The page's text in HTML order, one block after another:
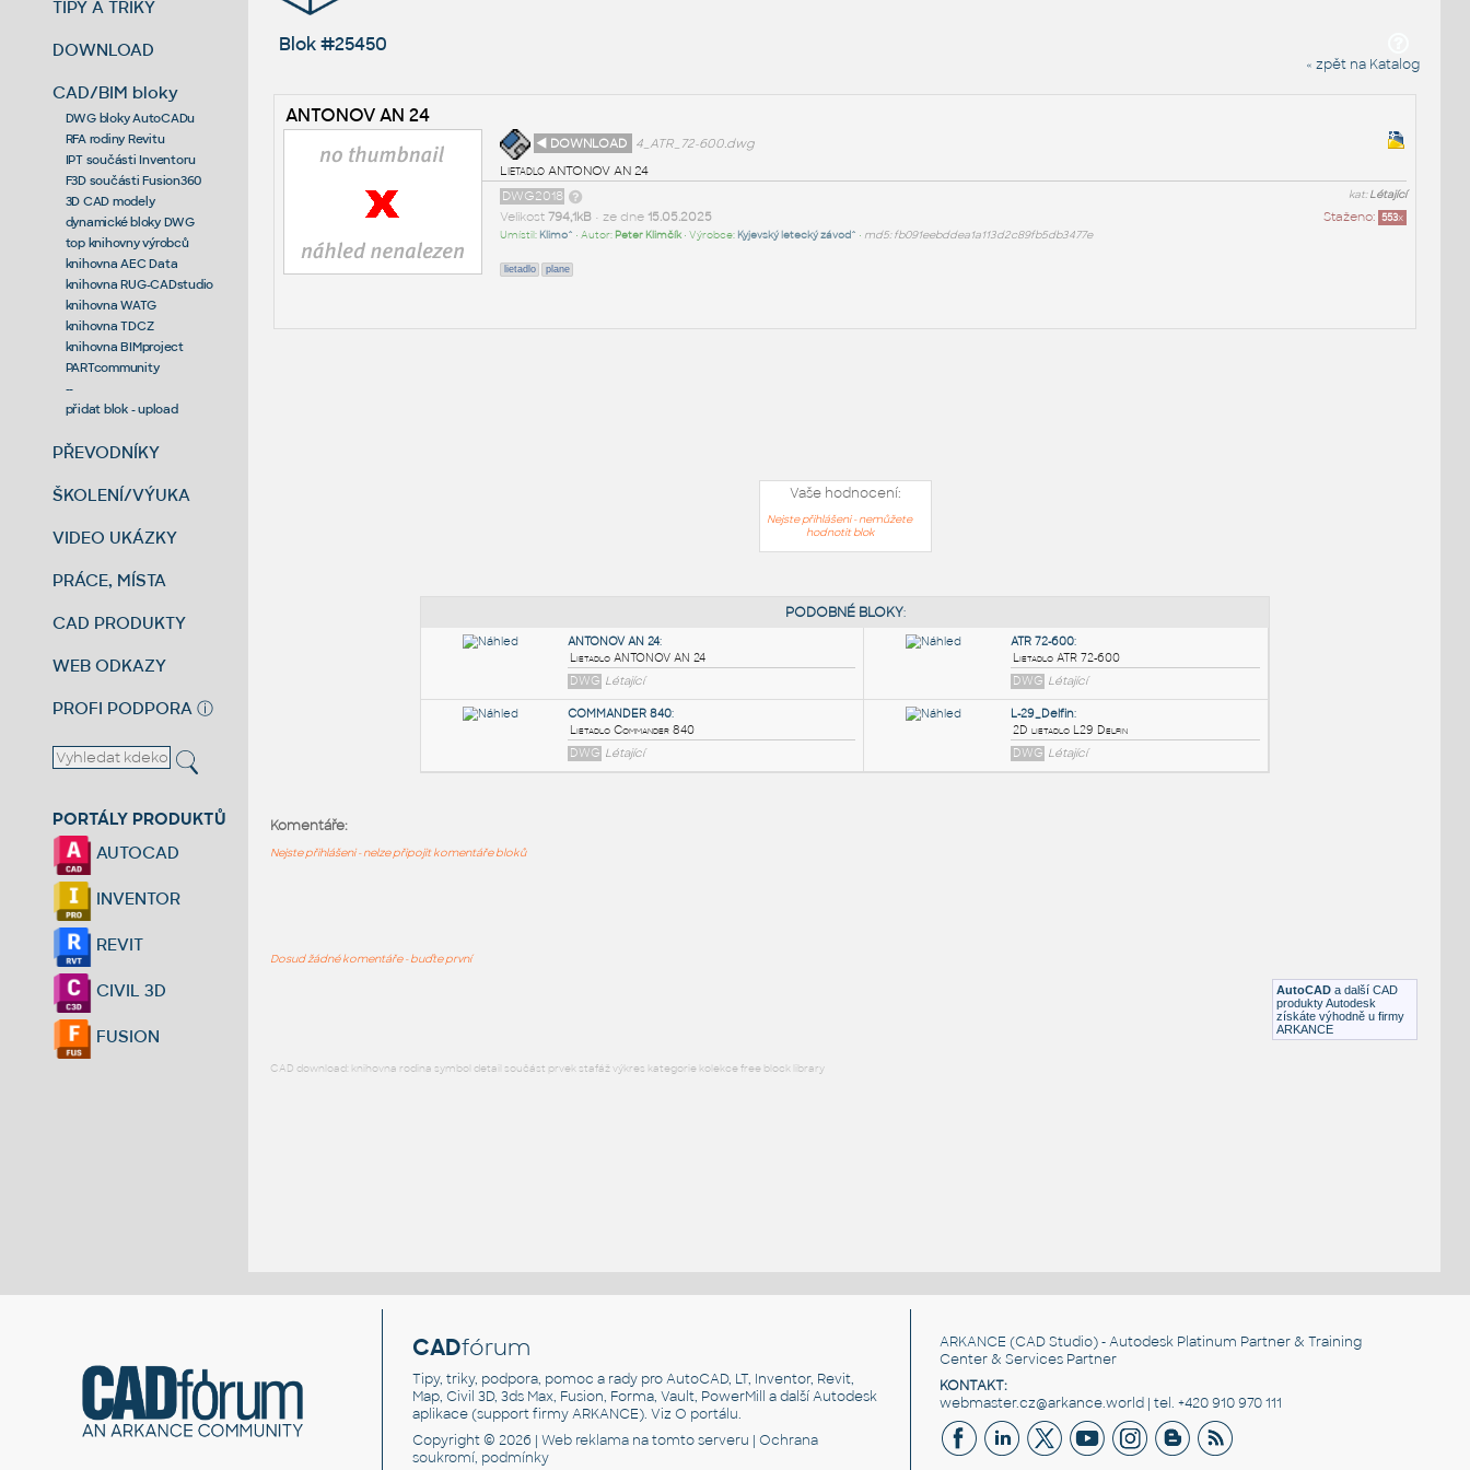
TIPY A TRIKY
DOWNLOAD
CAD/BIM bloky
DWG bloky AutoCADu
RFA rodiny Revitu
IPT součásti Inventoru
F3D součásti Fusion360
3D CAD modely
dynamické bloky DWG
top knihovny výrobců
knihovna AEC Data
knihovna RUG-CADstudio
knihovna WATG
knihovna TDCZ
knihovna BIMproject
PARTcommunity
--
přidat blok - upload
PŘEVODNÍKY
ŠKOLENÍ/VÝUKA
VIDEO UKÁZKY
PRÁCE, MÍSTA
CAD PRODUKTY
WEB ODKAZY
PROFI PODPORA ⓘ
PORTÁLY PRODUKTŮ
AUTOCAD
INVENTOR
REVIT
CIVIL 3D
FUSION
Blok #25450
« zpět na Katalog
ANTONOV AN 24
◄ DOWNLOAD
4_ATR_72-600.dwg
Lietadlo ANTONOV AN 24
kat:Létající
DWG2018
Staženo: 553x
Velikost 794,1kB• ze dne 15.05.2025
Umístil: Klimo^ • Autor: Peter Klimčík• Výrobce: Kyjevský letecký závod^ • md5: fb091eebddea1a113d2c89fb5db3477e
lietadlo plane
Vaše hodnocení:
Nejste přihlášeni - nemůžete
hodnotit blok
AutoCAD a další CAD
produkty Autodesk
získáte výhodně u firmy
ARKANCE
Komentáře:
Nejste přihlášeni - nelze připojit komentáře bloků
Dosud žádné komentáře - buďte první
CAD download: knihovna rodina symbol detail součást prvek stafáž výkres kategorie kolekce free block library
CADfórum
Tipy, triky, podpora, pomoc a rady pro AutoCAD, LT, Inventor, Revit,
Map, Civil 3D, 3ds Max, Fusion, Forma, Vault, PowerMill a další Autodesk
aplikace (support firmy ARKANCE). VizO portálu.
Copyright © 2026 |Web reklama na tomto serveru |Ochrana
soukromí, podmínky
ARKANCE (CAD Studio) - Autodesk Platinum Partner & Training
Center & Services Partner
KONTAKT:
webmaster.cz@arkance.world | tel. +420 910 970 111